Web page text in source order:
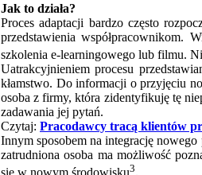
Jak to działa?
Proces adaptacji bardzo często
przedstawienia współpracownikom.
szkolenia e-learningowego lub filmu.
Uatrakcyjnieniem procesu
kłamstwo. Do informacji o przyjęciu
osoba z firmy, która zidentyfikuję tę
zadawania jej pytań.
Czytaj: Pracodawcy tracą klientów
Innym sposobem na integrację
zatrudniona osoba ma możliwość
3